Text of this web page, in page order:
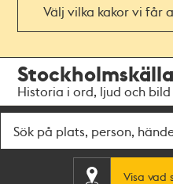
Välj vilka kakor vi får
navigationen
huvudinnehållet
Historia i ord, ljud och bild
Visa vad